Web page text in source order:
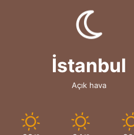
İstanbul
Açık hava